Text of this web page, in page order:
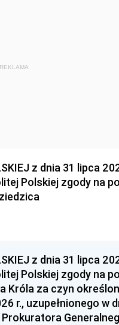
REKLAMA
z dnia 31 lipca
Polskiej zgody na
z dnia 31 lipca
Polskiej zgody na
Króla za czyn
r., uzupełnionego w